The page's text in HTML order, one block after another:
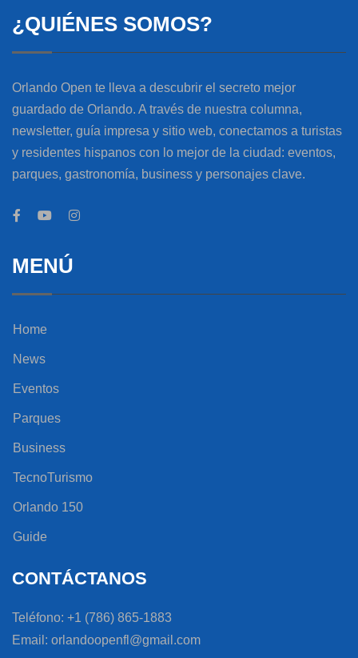
¿QUIÉNES SOMOS?
Orlando Open te lleva a descubrir el secreto mejor
guardado de Orlando. A través de nuestra columna,
newsletter, guía impresa y sitio web, conectamos a turistas
y residentes hispanos con lo mejor de la ciudad: eventos,
parques, gastronomía, business y personajes clave.
MENÚ
Home
News
Eventos
Parques
Business
TecnoTurismo
Orlando 150
Guide
CONTÁCTANOS
Teléfono: +1 (786) 865-1883
Email: orlandoopenfl@gmail.com